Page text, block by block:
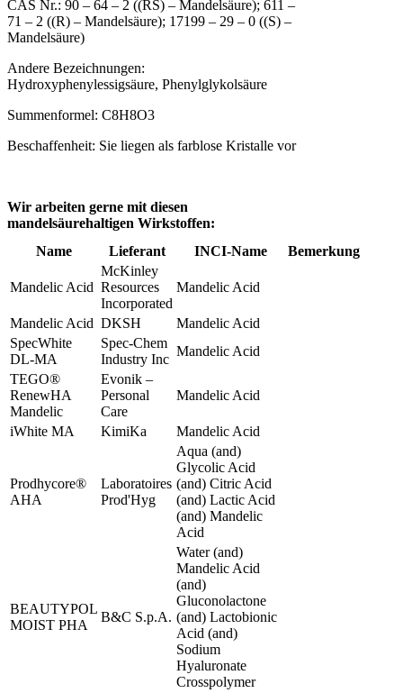
CAS Nr.: 90 – 64 – 2 ((RS) – Mandelsäure); 611 –
71 – 2 ((R) – Mandelsäure); 17199 – 29 – 0 ((S) –
Mandelsäure)
Andere Bezeichnungen:
Hydroxyphenylessigsäure, Phenylglykolsäure
Summenformel: C8H8O3
Beschaffenheit: Sie liegen als farblose Kristalle vor
Wir arbeiten gerne mit diesen
mandelsäurehaltigen Wirkstoffen:
Name
Lieferant INCI-Name Bemerkung
Mandelic Acid
McKinley
Resources
Incorporated
Mandelic Acid
Mandelic Acid DKSH
Mandelic Acid
SpecWhite
DL-MA
Spec-Chem
Industry Inc
Mandelic Acid
TEGO®
RenewHA
Mandelic
Evonik –
Personal
Care
Mandelic Acid
iWhite MA KimiKa Mandelic Acid
Prodhycore®
AHA
Laboratoires
Prod'Hyg
Aqua (and)
Glycolic Acid
(and) Citric Acid
(and) Lactic Acid
(and) Mandelic
Acid
BEAUTYPOL
MOIST PHA
B&C S.p.A.
Water (and)
Mandelic Acid
(and)
Gluconolactone
(and) Lactobionic
Acid (and)
Sodium
Hyaluronate
Crosspolymer